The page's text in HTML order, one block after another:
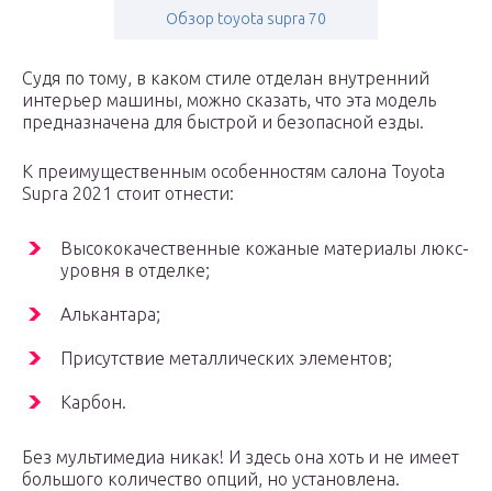
Обзор toyota supra 70
Судя по тому, в каком стиле отделан внутренний
интерьер машины, можно сказать, что эта модель
предназначена для быстрой и безопасной езды.
К преимущественным особенностям салона Toyota
Supra 2021 стоит отнести:
Высококачественные кожаные материалы люкс-
уровня в отделке;
Алькантара;
Присутствие металлических элементов;
Карбон.
Без мультимедиа никак! И здесь она хоть и не имеет
большого количество опций, но установлена.